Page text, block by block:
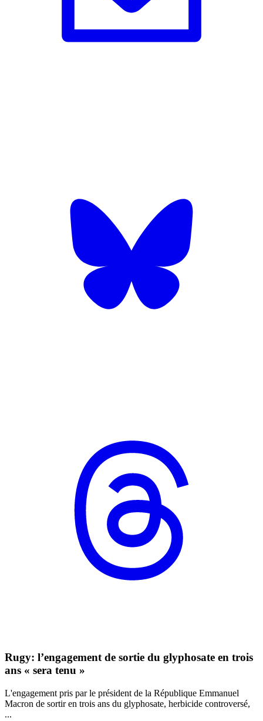
Rugy: l’engagement de sortie du glyphosate en trois
ans « sera tenu »
L'engagement pris par le président de la République Emmanuel
Macron de sortir en trois ans du glyphosate, herbicide controversé,
...